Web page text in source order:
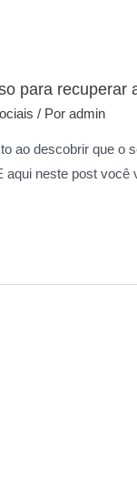
para recuperar
/ Por admin
ao descobrir que o
neste post